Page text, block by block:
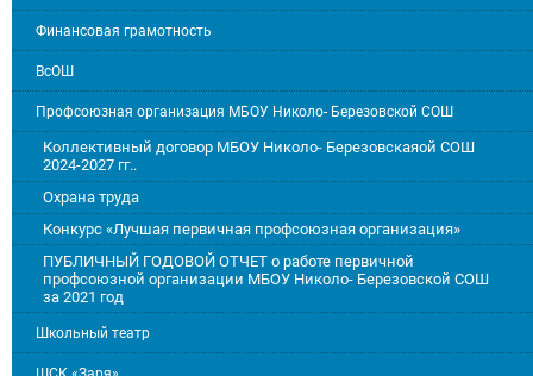
Финансовая грамотность
ВсОШ
Профсоюзная организация МБОУ Николо- Березовской СОШ
Коллективный договор МБОУ Николо- Березовскаяой СОШ
2024-2027 гг..
Охрана труда
Конкурс «Лучшая первичная профсоюзная организация»
ПУБЛИЧНЫЙ ГОДОВОЙ ОТЧЕТ о работе первичной
профсоюзной организации МБОУ Николо- Березовской СОШ
за 2021 год
Школьный театр